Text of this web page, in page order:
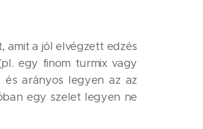
amit a jól elvégzett edzés
egy finom turmix vagy
arányos legyen az az
egy szelet legyen ne